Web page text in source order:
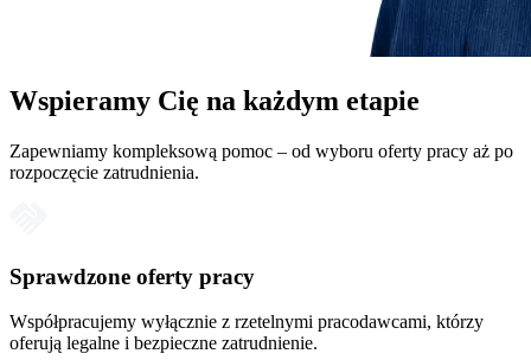
Wspieramy Cię na każdym etapie
Zapewniamy kompleksową pomoc – od wyboru oferty pracy aż po
rozpoczęcie zatrudnienia.
Sprawdzone oferty pracy
Współpracujemy wyłącznie z rzetelnymi pracodawcami, którzy
oferują legalne i bezpieczne zatrudnienie.